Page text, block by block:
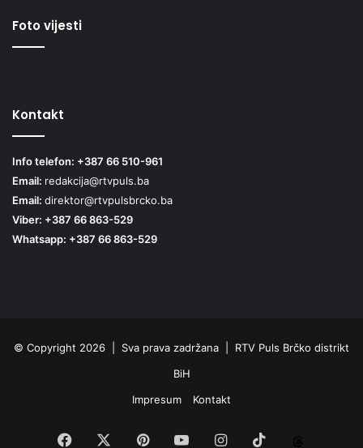
Foto vijesti
Kontakt
Info telefon: +387 66 510-961
Email: redakcija@rtvpuls.ba
Email: direktor@rtvpulsbrcko.ba
Viber: +387 66 863-529
Whatsapp: +387 66 863-529
© Copyright 2026 | Sva prava zadržana | RTV Puls Brčko distrikt
BiH
Impresum
Kontakt
Facebook PinterestYouTubeInstagram
TikTok